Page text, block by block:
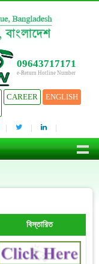
09643717171
e-Return Hotline Number
CAREER ENGLISH
বিস্তারিত